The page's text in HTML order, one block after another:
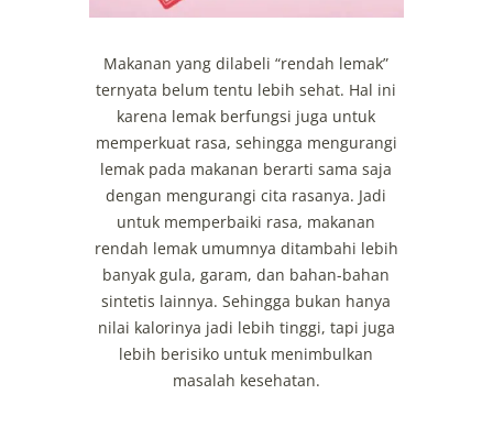
Makanan yang dilabeli “rendah lemak”
ternyata belum tentu lebih sehat. Hal ini
karena lemak berfungsi juga untuk
memperkuat rasa, sehingga mengurangi
lemak pada makanan berarti sama saja
dengan mengurangi cita rasanya. Jadi
untuk memperbaiki rasa, makanan
rendah lemak umumnya ditambahi lebih
banyak gula, garam, dan bahan-bahan
sintetis lainnya. Sehingga bukan hanya
nilai kalorinya jadi lebih tinggi, tapi juga
lebih berisiko untuk menimbulkan
masalah kesehatan.